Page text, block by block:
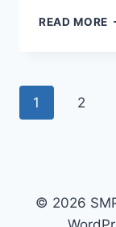
READ MORE
Page
1 2
© 2026